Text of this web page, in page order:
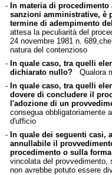
- In materia di
sanzioni amministrative, è
termine di adempimento
attesa la peculiarità del
24 novembre 1981 n.
natura del contenzioso
- In quale caso, tra quelli
dichiarato nullo?Qualora
- In quale caso, tra quelli
dovere di concludere il
l'adozione di un
consegua obbligatoriamente
d'ufficio
- In quale dei seguenti casi,
annullabile il
procedimento o sulla
vincolata del
non avrebbe potuto essere